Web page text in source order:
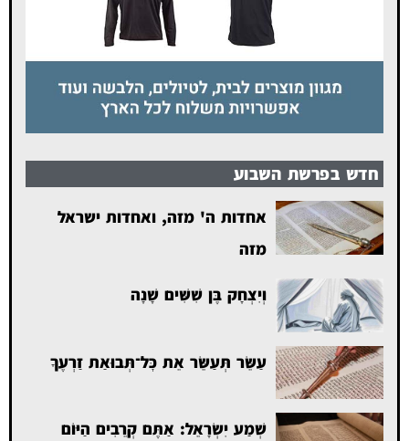
חדש בפרשת השבוע
אחדות ה' מזה, ואחדות ישראל
מזה
וְיִצְחָק בֶּן שִׁשִּׁים שָׁנָה
עַשֵּׂר תְּעַשֵּׂר אֵת כׇּל־תְּבוּאַת זַרְעֶךָ
שְׁמַע יִשְׂרָאֵל: אַתֶּם קְרֵבִים הַיּוֹם